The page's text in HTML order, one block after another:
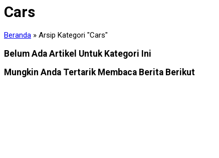
Cars
Beranda » Arsip Kategori "Cars"
Belum Ada Artikel Untuk Kategori Ini
Mungkin Anda Tertarik Membaca Berita Berikut